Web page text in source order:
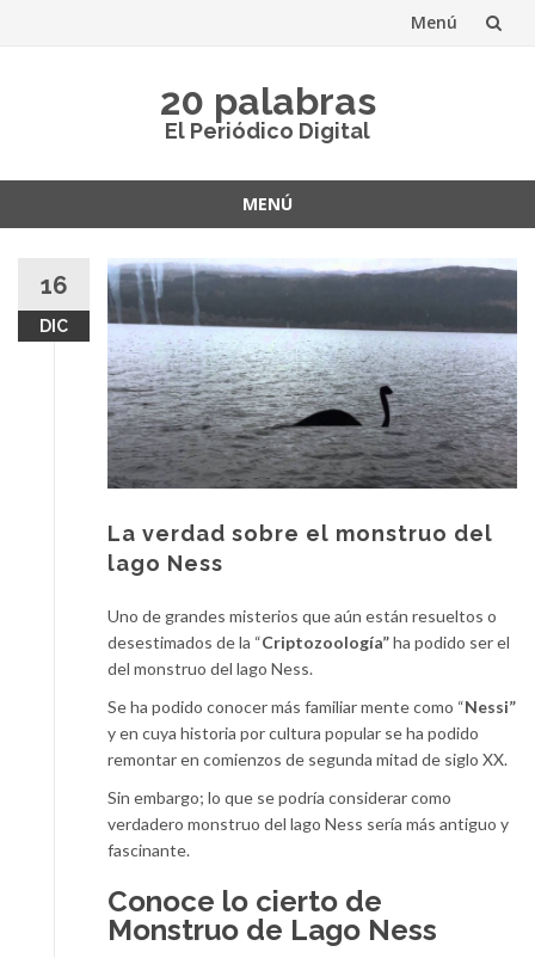
Menú
20 palabras
El Periódico Digital
MENÚ
contenido
16
DIC
La verdad sobre el monstruo del
lago Ness
Uno de grandes misterios que aún están resueltos o
desestimados de la “Criptozoología”ha podido ser el
del monstruo del lago Ness.
Se ha podido conocer más familiar mente como “Nessi”
y en cuya historia por cultura popular se ha podido
remontar en comienzos de segunda mitad de siglo XX.
Sin embargo; lo que se podría considerar como
verdadero monstruo del lago Ness sería más antiguo y
fascinante.
Conoce lo cierto de
Monstruo de Lago Ness